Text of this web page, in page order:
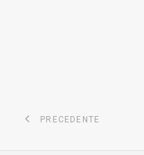
PRECEDENTE